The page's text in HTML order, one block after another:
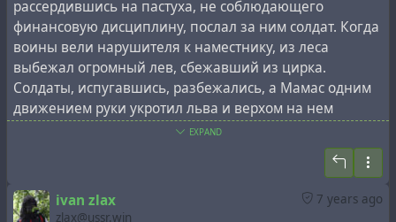
рассердившись на пастуха, не соблюдающего
финансовую дисциплину, послал за ним солдат. Когда
воины вели нарушителя к наместнику, из леса
выбежал огромный лев, сбежавший из цирка.
Солдаты, испугавшись, разбежались, а Мамас одним
движением руки укротил льва и верхом на нем
въехал к наместнику. Пораженный римлянин
освободил его от всех налогов и податей. С тех пор
этот святой и стал покровителем животных, а также
неплательщиков налогов. Как иронично замечают
современные комментаторы жития святого, теперь
EXPAND
7 years ago
ivan zlax
zlax@ussr.win